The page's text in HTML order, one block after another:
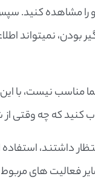
را مشاهده کنید.
بودن،
مناسب نیست، با
کنید که چه وقتی
داشتند،
فعالیت های